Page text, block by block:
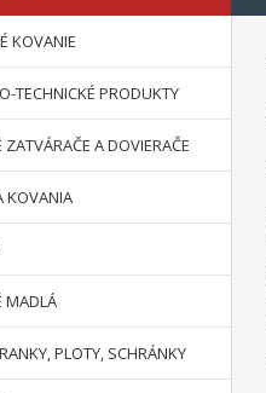
KOVANIE
TECHNICKÉ PRODUKTY
ZATVÁRAČE A DOVIERAČE
KOVANIA
MADLÁ
PLOTY, SCHRÁNKY